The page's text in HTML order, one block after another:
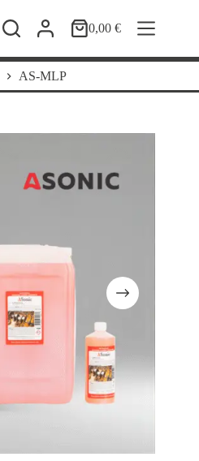
Košarica
0,00€
AS-MLP